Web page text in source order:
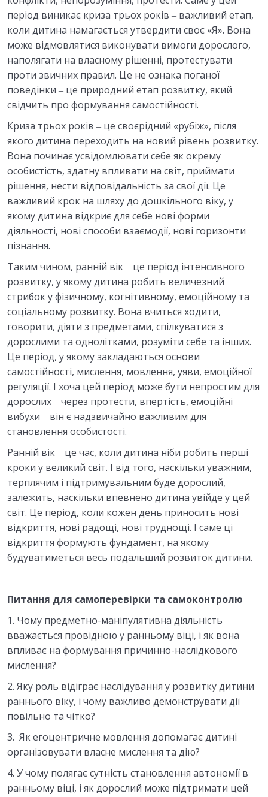
період виникає криза трьох років ‒ важливий етап,
коли дитина намагається утвердити своє «Я». Вона
може відмовлятися виконувати вимоги дорослого,
наполягати на власному рішенні, протестувати
проти звичних правил. Це не ознака поганої
поведінки ‒ це природний етап розвитку, який
свідчить про формування самостійності.
Криза трьох років ‒ це своєрідний «рубіж», після
якого дитина переходить на новий рівень розвитку.
Вона починає усвідомлювати себе як окрему
особистість, здатну впливати на світ, приймати
рішення, нести відповідальність за свої дії. Це
важливий крок на шляху до дошкільного віку, у
якому дитина відкриє для себе нові форми
діяльності, нові способи взаємодії, нові горизонти
пізнання.
Таким чином, ранній вік ‒ це період інтенсивного
розвитку, у якому дитина робить величезний
стрибок у фізичному, когнітивному, емоційному та
соціальному розвитку. Вона вчиться ходити,
говорити, діяти з предметами, спілкуватися з
дорослими та однолітками, розуміти себе та інших.
Це період, у якому закладаються основи
самостійності, мислення, мовлення, уяви, емоційної
регуляції. І хоча цей період може бути непростим для
дорослих ‒ через протести, впертість, емоційні
вибухи ‒ він є надзвичайно важливим для
становлення особистості.
Ранній вік ‒ це час, коли дитина ніби робить перші
кроки у великий світ. І від того, наскільки уважним,
терплячим і підтримувальним буде дорослий,
залежить, наскільки впевнено дитина увійде у цей
світ. Це період, коли кожен день приносить нові
відкриття, нові радощі, нові труднощі. І саме ці
відкриття формують фундамент, на якому
будуватиметься весь подальший розвиток дитини.
Питання для самоперевірки та самоконтролю
1. Чому предметно-маніпулятивна діяльність
вважається провідною у ранньому віці, і як вона
впливає на формування причинно-наслідкового
мислення?
2. Яку роль відіграє наслідування у розвитку дитини
раннього віку, і чому важливо демонструвати дії
повільно та чітко?
3. Як егоцентричне мовлення допомагає дитині
організовувати власне мислення та дію?
4. У чому полягає сутність становлення автономії в
ранньому віці, і як дорослий може підтримати цей